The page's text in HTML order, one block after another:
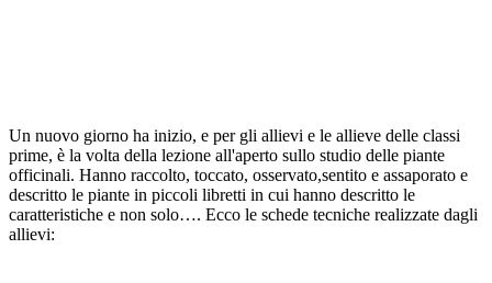
Un nuovo giorno ha inizio, e per gli allievi e le allieve delle classi
prime, è la volta della lezione all'aperto sullo studio delle piante
officinali. Hanno raccolto, toccato, osservato,sentito e assaporato e
descritto le piante in piccoli libretti in cui hanno descritto le
caratteristiche e non solo…. Ecco le schede tecniche realizzate dagli
allievi: